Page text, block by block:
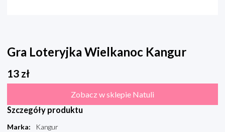
Gra Loteryjka Wielkanoc Kangur
13 zł
Zobacz w sklepie Natuli
Szczegóły produktu
Marka:
Kangur